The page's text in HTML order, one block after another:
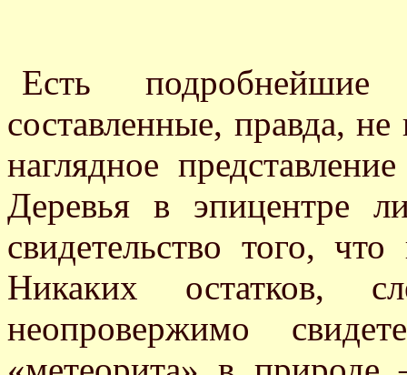
Есть
составленные, правда,
наглядное
Деревья в эпицентре
свидетельство того,
Никаких остатков,
неопровержимо